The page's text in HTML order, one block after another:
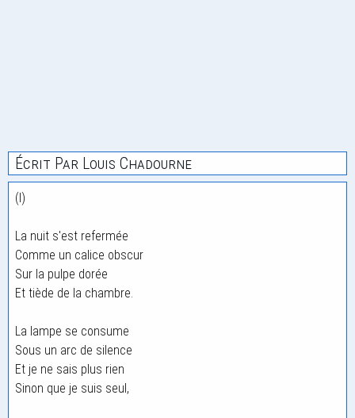
Écrit Par Louis Chadourne
(I)
La nuit s'est refermée
Comme un calice obscur
Sur la pulpe dorée
Et tiède de la chambre.
La lampe se consume
Sous un arc de silence
Et je ne sais plus rien
Sinon que je suis seul,